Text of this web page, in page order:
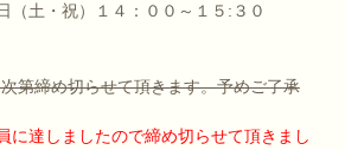
（土・祝）１４：００～１５:３０
第締め切らせて頂きます。予めご了承
に達しましたので締め切らせて頂きまし